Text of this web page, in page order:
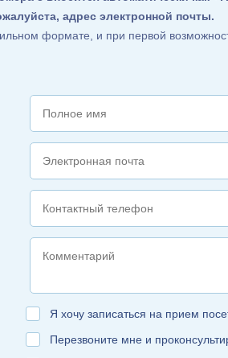
адрес электронной почты.
формате, и при первой
Я хочу записаться на прием
Перезвоните мне и